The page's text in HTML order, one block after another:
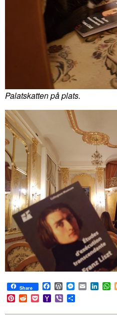
Palatskatten på plats.
Share Facebook
WordPress
Messenger
Email
Pinterest
RedditPocketYahoo
Mail
Viber